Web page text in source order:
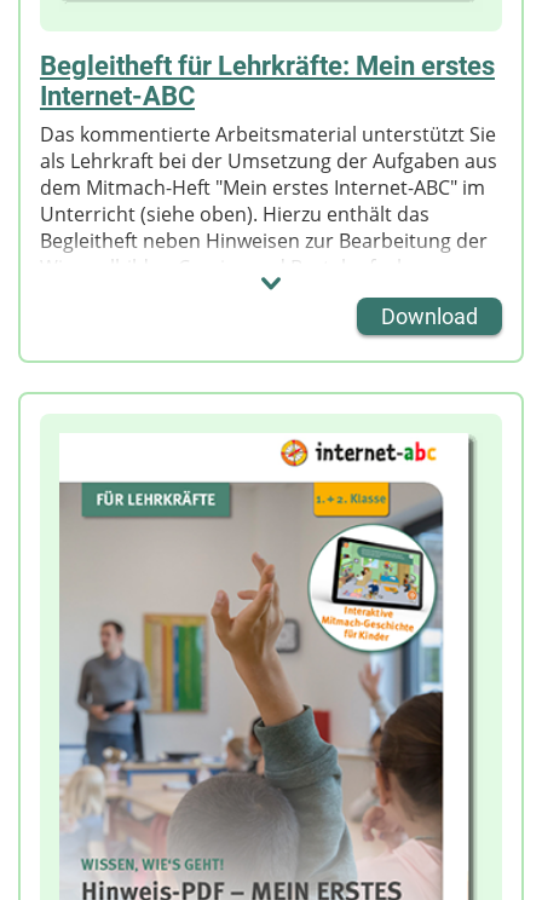
Begleitheft für Lehrkräfte: Mein erstes
Internet-ABC
Das kommentierte Arbeitsmaterial unterstützt Sie
als Lehrkraft bei der Umsetzung der Aufgaben aus
dem Mitmach-Heft "Mein erstes Internet-ABC" im
Unterricht (siehe oben). Hierzu enthält das
Begleitheft neben Hinweisen zur Bearbeitung der
Wimmelbilder, Comics und Bastelaufgaben
zusätzliche Anregungen für Gesprächsanlässe in
Über Spiele, kreative Impulse oder Ideen zur
aktiven Medienarbeit erfahren Sie mehr über den
Kenntnisstand Ihrer Klasse und können so
gezielter weiterarbeiten.
Zusätzlich erhalten Sie Hintergrundinformationen
zum altersgemäßen Mediengebrauch der Kinder
sowie zur medienpädagogischen Zielsetzung der
Download